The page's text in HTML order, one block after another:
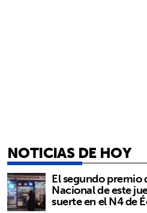
NOTICIAS DE HOY
El segundo premio
Nacional de este
suerte en el N4 de